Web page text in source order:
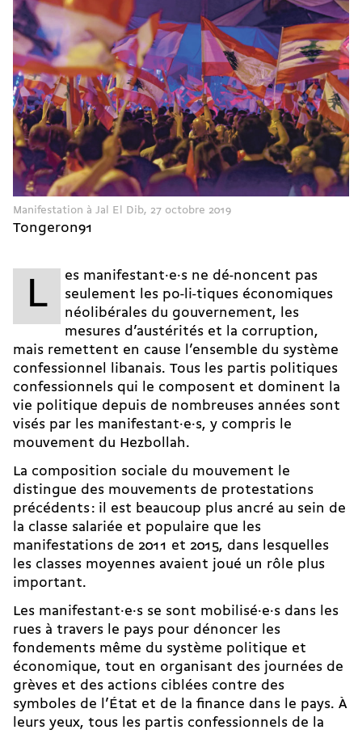
Manifestation à Jal El Dib, 27 octobre 2019
Tongeron91
L
es manifestant·e·s ne dé-noncent pas
seulement les po-li-tiques économiques
néolibérales du gouvernement, les
mesures d’austérités et la corruption,
mais remettent en cause l’ensemble du système
confessionnel libanais. Tous les partis politiques
confessionnels qui le composent et dominent la
vie politique depuis de nombreuses années sont
visés par les manifestant·e·s, y compris le
mouvement du Hezbollah.
La composition sociale du mouvement le
distingue des mouvements de protestations
précédents : il est beaucoup plus ancré au sein de
la classe salariée et populaire que les
manifestations de 2011 et 2015, dans lesquelles
les classes moyennes avaient joué un rôle plus
important.
Les manifestant·e·s se sont mobilisé·e·s dans les
rues à travers le pays pour dénoncer les
fondements même du système politique et
économique, tout en organisant des journées de
grèves et des actions ciblées contre des
symboles de l’État et de la finance dans le pays. À
leurs yeux, tous les partis confessionnels de la